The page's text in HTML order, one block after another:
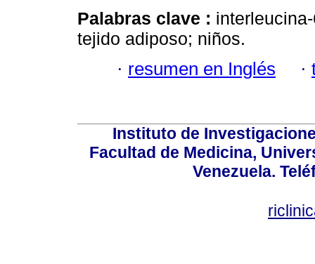
Palabras clave :
tejido adiposo; niños.
· resumen en Inglés ·
Instituto de
Facultad de Medicina,
Venezuela.